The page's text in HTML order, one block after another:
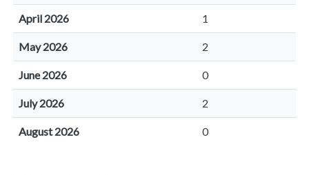
April 2026 1
May 2026 2
June 2026 0
July 2026 2
August 2026 0